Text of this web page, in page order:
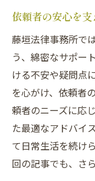
依頼者の安心を
藤垣法律事務所で
う、綿密なサポー
ける不安や疑問点
を心がけ、依頼者
頼者のニーズに応
た最適なアドバイ
て日常生活を続け
回の記事でも、さ